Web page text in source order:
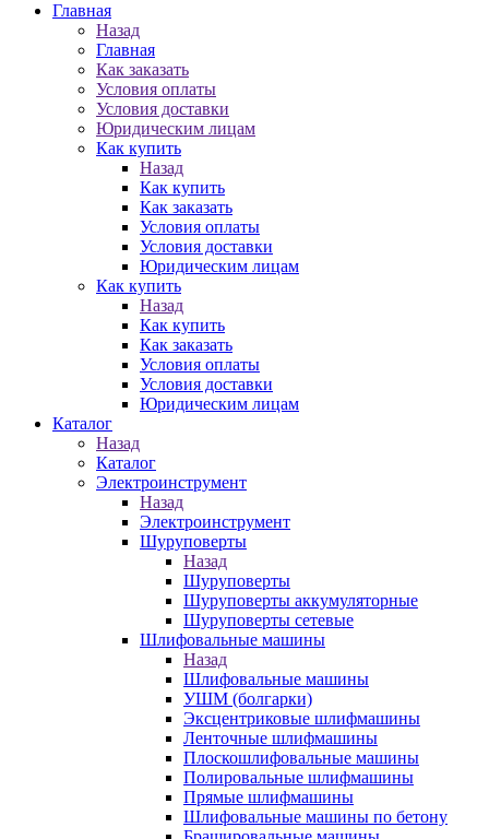
Главная
Назад
Главная
Как заказать
Условия оплаты
Условия доставки
Юридическим лицам
Как купить
Назад
Как купить
Как заказать
Условия оплаты
Условия доставки
Юридическим лицам
Как купить
Назад
Как купить
Как заказать
Условия оплаты
Условия доставки
Юридическим лицам
Каталог
Назад
Каталог
Электроинструмент
Назад
Электроинструмент
Шуруповерты
Назад
Шуруповерты
Шуруповерты аккумуляторные
Шуруповерты сетевые
Шлифовальные машины
Назад
Шлифовальные машины
УШМ (болгарки)
Эксцентриковые шлифмашины
Ленточные шлифмашины
Плоскошлифовальные машины
Полировальные шлифмашины
Прямые шлифмашины
Шлифовальные машины по бетону